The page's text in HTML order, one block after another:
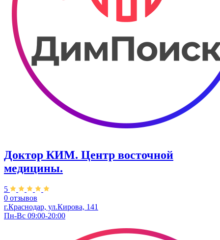
Доктор КИМ. Центр восточной
медицины.
5
0 отзывов
г.Краснодар, ул.Кирова, 141
Пн-Вс 09:00-20:00